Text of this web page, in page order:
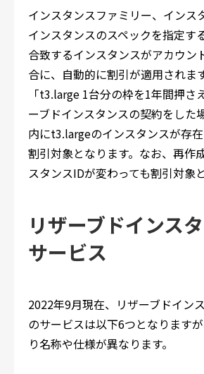
インスタンスファミリー、インス
インスタンスのスペックを指定す
合致するインスタンスがアカウン
合に、自動的に割引が適用されま
「t3.large 1台分の枠を1年間押さ
ーブドインスタンスの契約をした
内にt3.largeのインスタンスが存
割引対象となります。なお、再作
スタンスIDが変わっても割引対象
リザーブドインス
サービス
2022年9月現在、リザーブドイン
のサービスは以下6つとなります
り名称や仕様が異なります。